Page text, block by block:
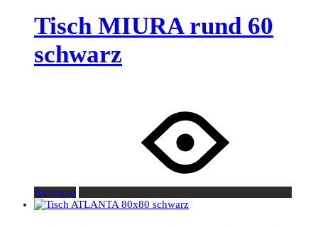
Tisch MIURA rund 60
schwarz
Anfragen